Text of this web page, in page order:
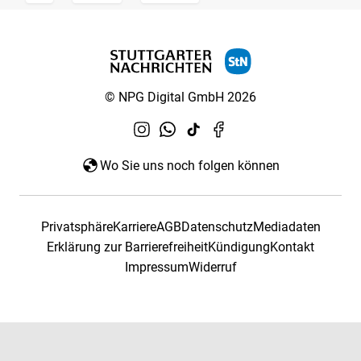
© NPG Digital GmbH 2026
Wo Sie uns noch folgen können
PrivatsphäreKarriereAGBDatenschutzMediadaten
Erklärung zur BarrierefreiheitKündigungKontakt
ImpressumWiderruf